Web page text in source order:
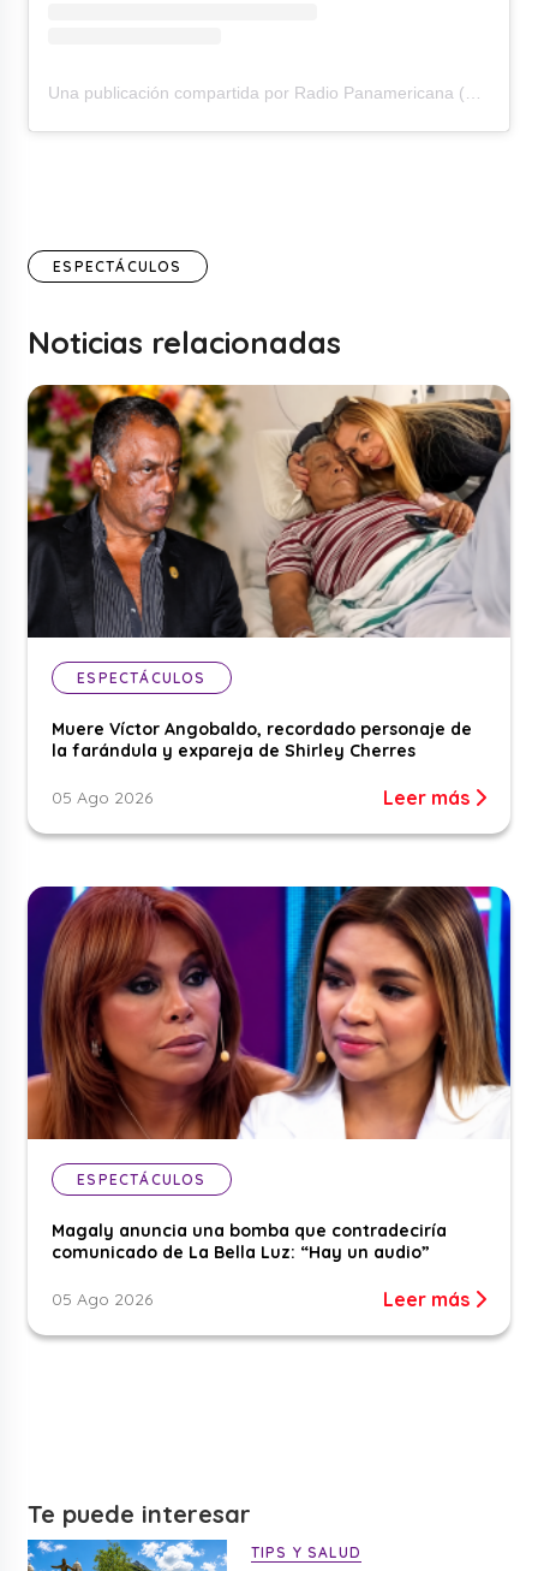
ESPECTÁCULOS
Noticias relacionadas
ESPECTÁCULOS
Muere Víctor Angobaldo, recordado personaje de
la farándula y expareja de Shirley Cherres
05 Ago 2026 Leer más
ESPECTÁCULOS
Magaly anuncia una bomba que contradeciría
comunicado de La Bella Luz: “Hay un audio”
05 Ago 2026 Leer más
Te puede interesar
TIPS Y SALUD